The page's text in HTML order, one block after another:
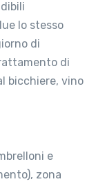
lo stesso
di
di
bicchiere, vino
e
zona